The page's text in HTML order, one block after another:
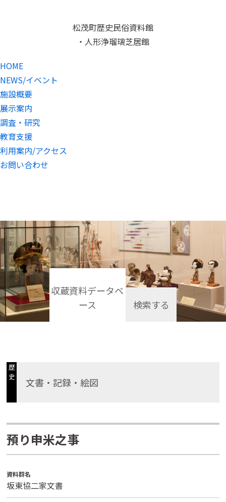
松茂町歴史民俗資料館
・人形浄瑠璃芝居館
HOME
NEWS/イベント
施設概要
展示案内
調査・研究
教育支援
利用案内/アクセス
お問い合わせ
収蔵資料データベ
ース
検索する
歴
史
文書・記録・絵図
預り申米之事
資料群名
坂東協二家文書